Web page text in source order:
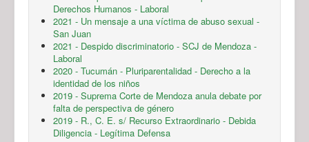
Derechos Humanos - Laboral
2021 - Un mensaje a una víctima de abuso sexual -
San Juan
2021 - Despido discriminatorio - SCJ de Mendoza -
Laboral
2020 - Tucumán - Pluriparentalidad - Derecho a la
identidad de los niños
2019 - Suprema Corte de Mendoza anula debate por
falta de perspectiva de género
2019 - R., C. E. s/ Recurso Extraordinario - Debida
Diligencia - Legítima Defensa